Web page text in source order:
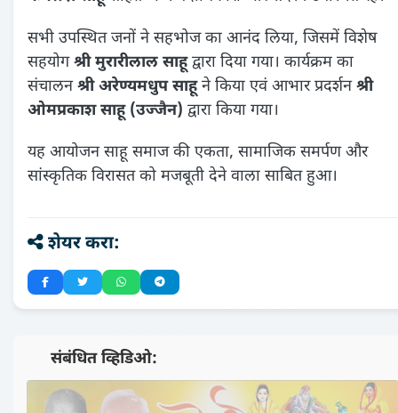
सभी उपस्थित जनों ने सहभोज का आनंद लिया, जिसमें विशेष
सहयोगश्री मुरारीलाल साहूद्वारा दिया गया। कार्यक्रम का
संचालनश्री अरेण्यमधुप साहूने किया एवं आभार प्रदर्शनश्री
ओमप्रकाश साहू (उज्जैन) द्वारा किया गया।
यह आयोजन साहू समाज की एकता, सामाजिक समर्पण और
सांस्कृतिक विरासत को मजबूती देने वाला साबित हुआ।
शेयर करा:
📺 संबंधित व्हिडिओ: